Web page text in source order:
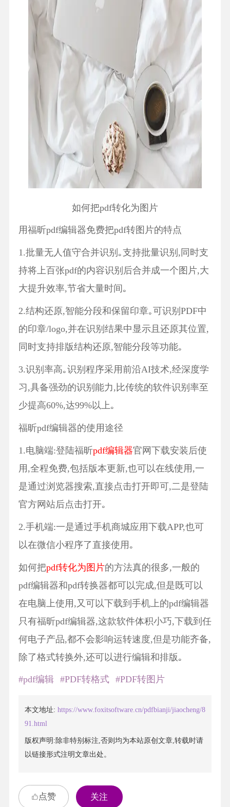
如何把pdf转化为图片
用福昕pdf编辑器免费把pdf转图片的特点
1.批量无人值守合并识别｡支持批量识别,同时支
持将上百张pdf的内容识别后合并成一个图片,大
大提升效率,节省大量时间｡
2.结构还原,智能分段和保留印章｡可识别PDF中
的印章/logo,并在识别结果中显示且还原其位置,
同时支持排版结构还原,智能分段等功能｡
3.识别率高｡识别程序采用前沿AI技术,经深度学
习,具备强劲的识别能力,比传统的软件识别率至
少提高60%,达99%以上｡
福昕pdf编辑器的使用途径
1.电脑端:登陆福昕pdf编辑器官网下载安装后使
用,全程免费,包括版本更新,也可以在线使用,一
是通过浏览器搜索,直接点击打开即可,二是登陆
官方网站后点击打开｡
2.手机端:一是通过手机商城应用下载APP,也可
以在微信小程序了直接使用｡
如何把pdf转化为图片的方法真的很多,一般的
pdf编辑器和pdf转换器都可以完成,但是既可以
在电脑上使用,又可以下载到手机上的pdf编辑器
只有福昕pdf编辑器,这款软件体积小巧,下载到任
何电子产品,都不会影响运转速度,但是功能齐备,
除了格式转换外,还可以进行编辑和排版｡
#pdf编辑 #PDF转格式 #PDF转图片
本文地址: https://www.foxitsoftware.cn/pdfbianji/jiaocheng/8
91.html
版权声明:除非特别标注,否则均为本站原创文章,转载时请
以链接形式注明文章出处。
点赞 关注